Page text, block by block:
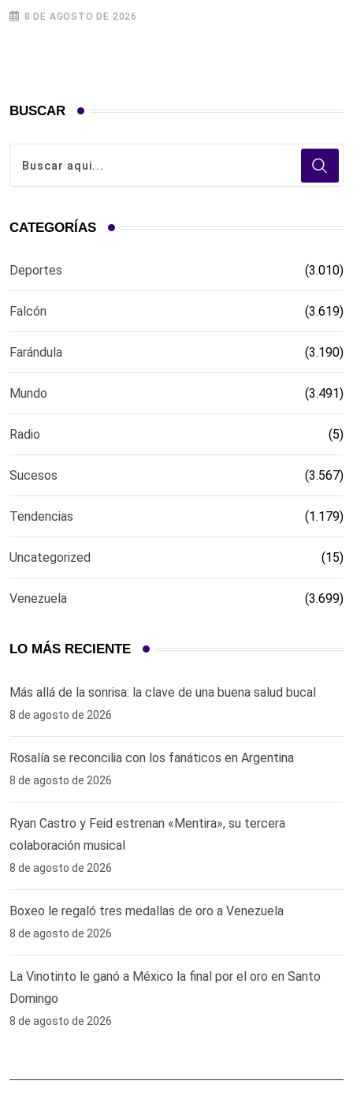
8 DE AGOSTO DE 2026
BUSCAR
CATEGORÍAS
Deportes (3.010)
Falcón (3.619)
Farándula (3.190)
Mundo (3.491)
Radio (5)
Sucesos (3.567)
Tendencias (1.179)
Uncategorized (15)
Venezuela (3.699)
LO MÁS RECIENTE
Más allá de la sonrisa: la clave de una buena salud bucal
8 de agosto de 2026
Rosalía se reconcilia con los fanáticos en Argentina
8 de agosto de 2026
Ryan Castro y Feid estrenan «Mentira», su tercera
colaboración musical
8 de agosto de 2026
Boxeo le regaló tres medallas de oro a Venezuela
8 de agosto de 2026
La Vinotinto le ganó a México la final por el oro en Santo
Domingo
8 de agosto de 2026